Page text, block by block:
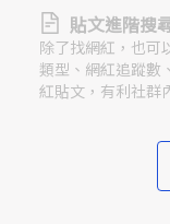
貼文進階搜
除了找網紅，也可
類型、網紅追蹤數
紅貼文，有利社群